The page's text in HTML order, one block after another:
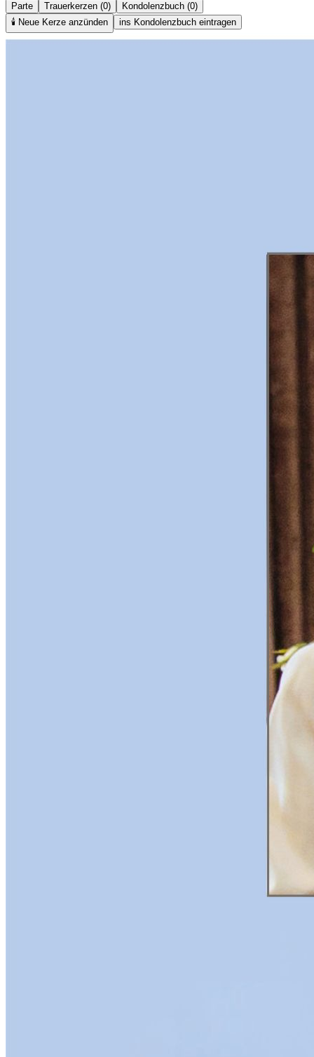
Parte Trauerkerzen (0)
Kondolenzbuch (0)
🕯️ Neue Kerze anzünden ins Kondolenzbuch eintragen